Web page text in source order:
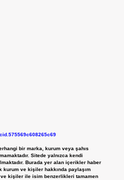
bir marka, kurum veya şahıs
Sitede yalnızca kendi
Burada yer alan içerikler haber
kurum ve kişiler hakkında paylaşım
ve kişiler ile isim benzerlikleri tamamen